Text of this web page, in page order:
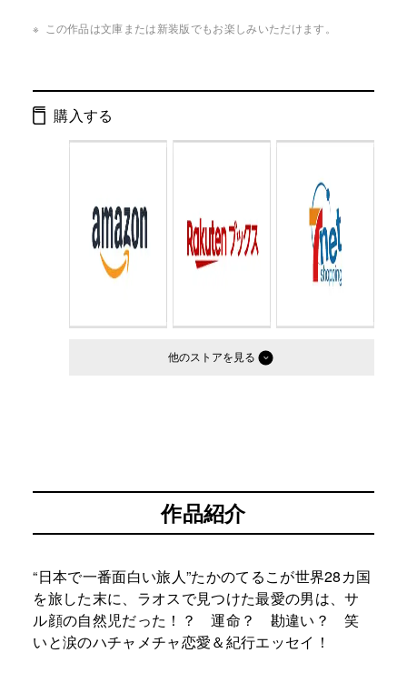
ISBN： 9784344003101
この作品は文庫または新装版でもお楽しみいただけます。
購入する
他のストア
作品紹介
“日本で一番面白い旅人”たかのてるこが世界28カ国
を旅した末に、ラオスで見つけた最愛の男は、サ
ル顔の自然児だった！？ 運命？ 勘違い？ 笑
いと涙のハチャメチャ恋愛＆紀行エッセイ！